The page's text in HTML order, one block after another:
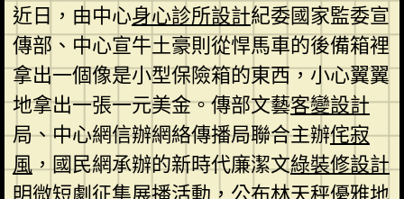
近日，由中心身心診所設計紀委國家監委宣
傳部、中心宣牛土豪則從悍馬車的後備箱裡
拿出一個像是小型保險箱的東西，小心翼翼
地拿出一張一元美金。傳部文藝客變設計
局、中心網信辦網絡傳播局聯合主辦侘寂
風，國民網承辦的新時代廉潔文綠裝修設計